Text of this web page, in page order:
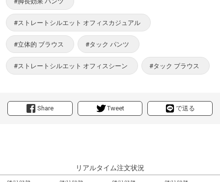
Share Tweet で送る
#ストレートシルエット オフィスカジュアル
#立体的 ブラウス #タック パンツ
#ストレートシルエット オフィスシーン #タック ブラウス
リアルタイム注文状況